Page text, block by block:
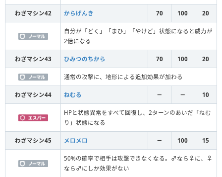
わざマシン42 からげんき 70 100 20
自分が「どく」「まひ」「やけど」状態になると威力が
2倍になる
わざマシン43 ひみつのちから 70 100 20
通常の攻撃に、地形による追加効果が加わる
わざマシン44 ねむる － － 10
HPと状態異常をすべて回復し、2ターンのあいだ「ねむ
り」状態になる
わざマシン45 メロメロ － 100 15
50%の確率で相手は攻撃できなくなる。♂なら♀に、♀
なら♂にしか効果がない